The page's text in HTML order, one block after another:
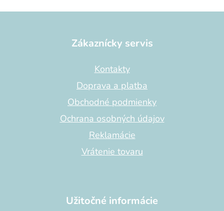
Zákaznícky servis
Kontakty
Doprava a platba
Obchodné podmienky
Ochrana osobných údajov
Reklamácie
Vrátenie tovaru
Užitočné informácie